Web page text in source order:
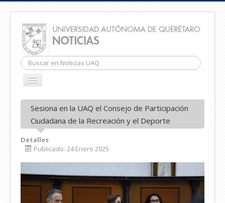
Buscar...
CAMBIAR
INICIO
Sesiona en la UAQ el Consejo de Participación
Ciudadana de la Recreación y el Deporte
Detalles
Publicado: 24 Enero 2025